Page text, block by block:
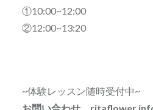
①10:00~12:00
②12:00~13:20
~体験レッスン随時受付中~
お問い合わせ